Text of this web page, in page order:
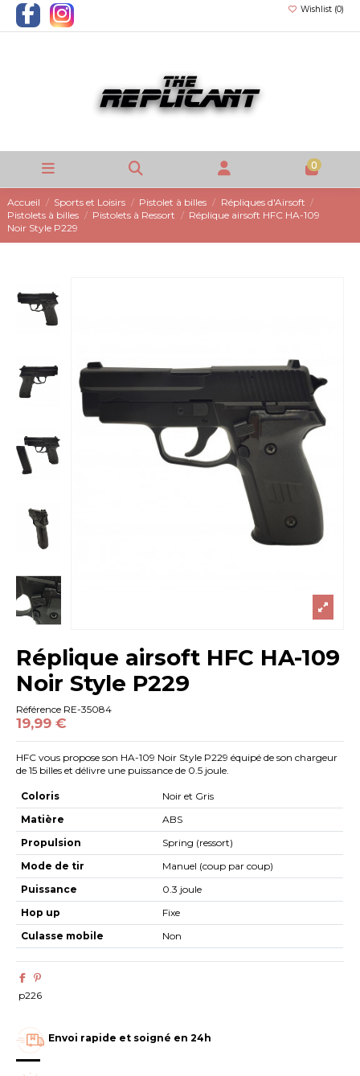
Wishlist (0)
0
Accueil Sports et Loisirs Pistolet à billes
Répliques d'Airsoft
Pistolets à billes
Pistolets à Ressort
Réplique airsoft HFC HA-109
Noir Style P229
Réplique airsoft HFC HA-109
Noir Style P229
Référence RE-35084
19,99 €
HFC vous propose son HA-109 Noir Style P229 équipé de son chargeur
de 15 billes et délivre une puissance de 0.5 joule.
Coloris
Noir et Gris
Matière
ABS
Propulsion
Spring (ressort)
Mode de tir
Manuel (coup par coup)
Puissance
0.3 joule
Hop up
Fixe
Culasse mobile
Non
p226
Envoi rapide et soigné en 24h